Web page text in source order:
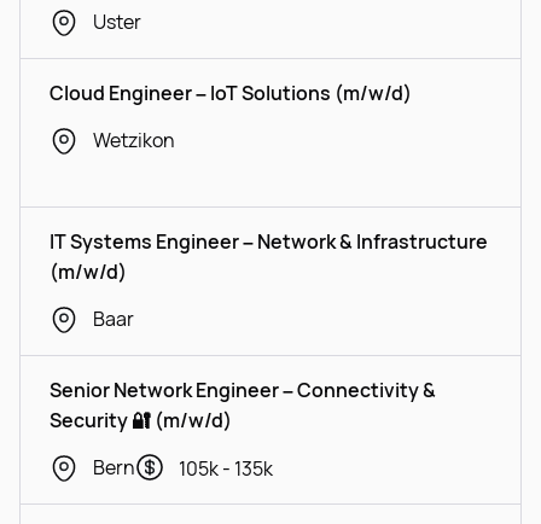
Uster
Cloud Engineer – IoT Solutions (m/w/d)
Wetzikon
IT Systems Engineer – Network & Infrastructure
(m/w/d)
Baar
Senior Network Engineer – Connectivity &
Security 🔐 (m/w/d)
Bern
105k - 135k